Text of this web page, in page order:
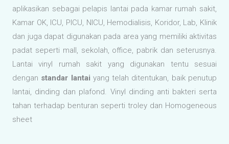
aplikasikan sebagai pelapis lantai pada kamar rumah sakit,
Kamar OK, ICU, PICU, NICU, Hemodialisis, Koridor, Lab, Klinik
dan juga dapat digunakan pada area yang memiliki aktivitas
padat seperti mall, sekolah, office, pabrik dan seterusnya.
Lantai vinyl rumah sakit yang digunakan tentu sesuai
dengan standar lantai yang telah ditentukan, baik penutup
lantai, dinding dan plafond. Vinyl dinding anti bakteri serta
tahan terhadap benturan seperti troley dan Homogeneous
sheet